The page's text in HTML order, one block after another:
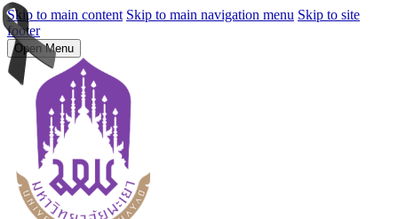
Skip to main content Skip to main navigation menu Skip to site
footer
Open Menu